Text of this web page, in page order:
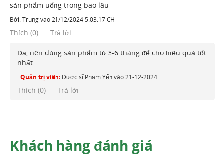
sản phẩm uống trong bao lâu
Bởi:Trungvào21/12/2024 5:03:17 CH
Thích (0) Trả lời
Dạ, nên dùng sản phẩm từ 3-6 tháng để cho hiệu quả tốt
nhất
Quản trị viên: Dược sĩ Phạm Yếnvào21-12-2024
Thích (0) Trả lời
Khách hàng đánh giá